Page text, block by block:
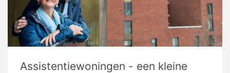
Assistentiewoningen - een kleine